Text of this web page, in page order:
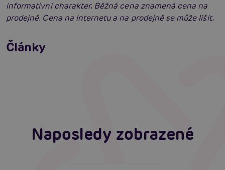
informativní charakter. Běžná cena znamená cena na
prodejně. Cena na internetu a na prodejně se může lišit.
Články
neodolatelně sexy
Číst více
Erotická inteligence: Příručka Sexiomů
Naposledy zobrazené